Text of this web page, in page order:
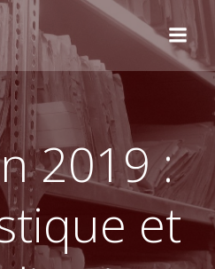
Aller
au
contenu
2019 :
et